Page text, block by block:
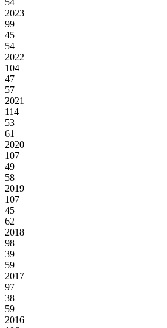
2023
99
45
54
2022
104
47
57
2021
114
53
61
2020
107
49
58
2019
107
45
62
2018
98
39
59
2017
97
38
59
2016